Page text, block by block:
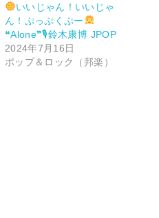
いいじゃん！いいじゃ
ん！ぷっぷくぷー
❝Alone❞🎙鈴木康博 JPOP
2024年7月16日
ポップ＆ロック（邦楽）